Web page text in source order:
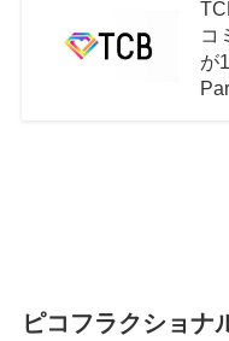
コ
が
ピコフラクショナ